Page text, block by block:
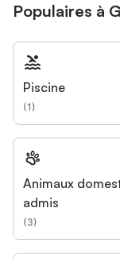
Populaires à
Piscine
(1)
Animaux
admis
(3)